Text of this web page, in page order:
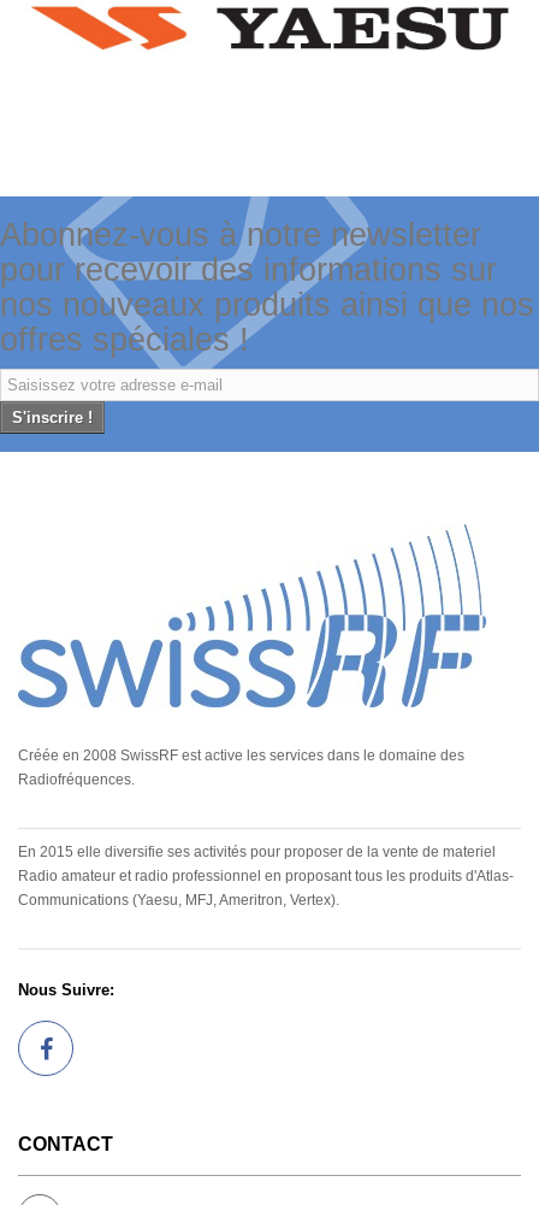
Abonnez-vous à notre newsletter
pour recevoir des informations sur
nos nouveaux produits ainsi que nos
offres spéciales !
S'inscrire !
Créée en 2008 SwissRF est active les services dans le domaine des
Radiofréquences.
En 2015 elle diversifie ses activités pour proposer de la vente de materiel
Radio amateur et radio professionnel en proposant tous les produits d'Atlas-
Communications (Yaesu, MFJ, Ameritron, Vertex).
Nous Suivre:
CONTACT